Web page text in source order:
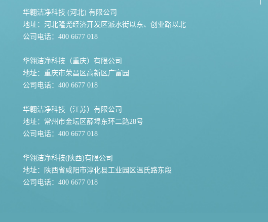
华翱洁净科技 (河北) 有限公司
地址：河北隆尧经济开发区派水街以东、创业路以北
公司电话：400 6677 018
华翱洁净科技（重庆）有限公司
地址：重庆市荣昌区高新区广富园
公司电话：400 6677 018
华翱洁净科技（江苏）有限公司
地址：常州市金坛区薛埠东环二路28号
公司电话：400 6677 018
华翱洁净科技(陕西)有限公司
地址：陕西省咸阳市淳化县工业园区温氏路东段
公司电话：400 6677 018